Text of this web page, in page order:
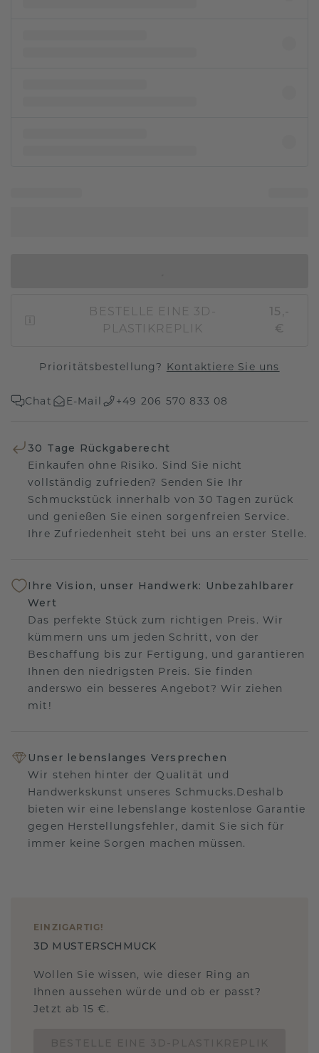
BESTELLE EINE 3D-
PLASTIKREPLIK
15,-
€
Prioritätsbestellung? Kontaktiere Sie uns
Chat E-Mail +49 206 570 833 08
30 Tage Rückgaberecht
Einkaufen ohne Risiko. Sind Sie nicht
vollständig zufrieden? Senden Sie Ihr
Schmuckstück innerhalb von 30 Tagen zurück
und genießen Sie einen sorgenfreien Service.
Ihre Zufriedenheit steht bei uns an erster Stelle.
Ihre Vision, unser Handwerk: Unbezahlbarer
Wert
Das perfekte Stück zum richtigen Preis. Wir
kümmern uns um jeden Schritt, von der
Beschaffung bis zur Fertigung, und garantieren
Ihnen den niedrigsten Preis. Sie finden
anderswo ein besseres Angebot? Wir ziehen
mit!
Unser lebenslanges Versprechen
Wir stehen hinter der Qualität und
Handwerkskunst unseres Schmucks.Deshalb
bieten wir eine lebenslange kostenlose Garantie
gegen Herstellungsfehler, damit Sie sich für
immer keine Sorgen machen müssen.
EINZIGARTIG !
3D MUSTERSCHMUCK
Wollen Sie wissen, wie dieser Ring an
Ihnen aussehen würde und ob er passt?
Jetzt ab 15 €.